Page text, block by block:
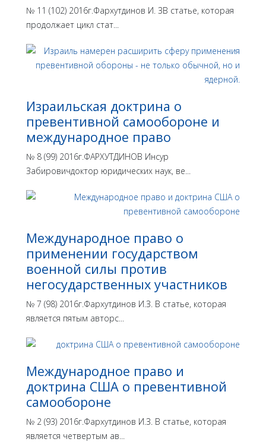
№ 11 (102) 2016г.Фархутдинов И. ЗВ статье, которая
продолжает цикл стат...
Израильская доктрина o
превентивной самообороне и
международное право
№ 8 (99) 2016г.ФАРХУТДИНОВ Инсур
Забировичдоктор юридических наук, ве...
Международное право о
применении государством
военной силы против
негосударственных участников
№ 7 (98) 2016г.Фархутдинов И.З. В статье, которая
является пятым авторс...
Международное право и
доктрина США о превентивной
самообороне
№ 2 (93) 2016г.Фархутдинов И.З. В статье, которая
является четвертым ав...